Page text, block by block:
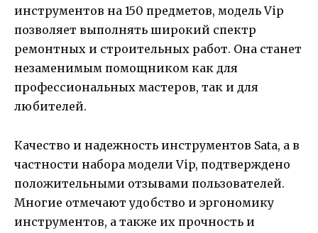
инструментов на 150 предметов, модель Vip
позволяет выполнять широкий спектр
ремонтных и строительных работ. Она станет
незаменимым помощником как для
профессиональных мастеров, так и для
любителей.
Качество и надежность инструментов Sata, а в
частности набора модели Vip, подтверждено
положительными отзывами пользователей.
Многие отмечают удобство и эргономику
инструментов, а также их прочность и